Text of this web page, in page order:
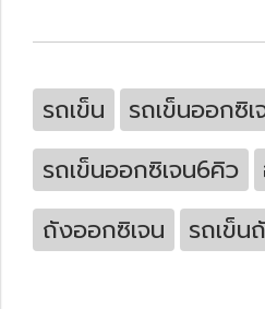
รถเข็น
รถเข็นออกซิเ
รถเข็นออกซิเจน6คิว
ถังออกซิเจน
รถเข็น